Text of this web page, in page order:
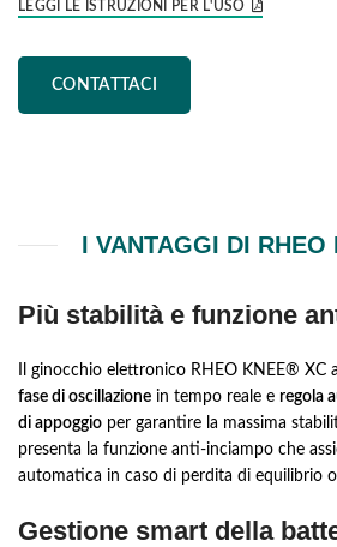
LEGGI LE ISTRUZIONI PER L'USO
CONTATTACI
I VANTAGGI DI RHEO
Più stabilità e funzione
Il ginocchio elettronico RHEO KNEE® XC
fase di oscillazione in tempo reale e regola
di appoggio per garantire la massima
presenta la funzione anti-inciampo che
automatica in caso di perdita di equilibrio
Gestione smart della